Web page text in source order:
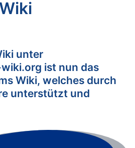
unter
ist nun das
Wiki, welches durch
unterstützt und